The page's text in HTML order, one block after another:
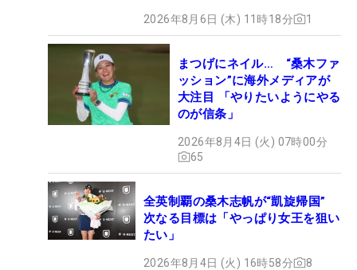
2026年8月6日 (木) 11時18分 1
まつげにネイル… “桑木ファ
ッション”に海外メディアが
大注目 「やりたいようにやる
のが信条」
2026年8月4日 (火) 07時00分
65
全英制覇の桑木志帆が“凱旋帰国”
次なる目標は「やっぱり女王を狙い
たい」
2026年8月4日 (火) 16時58分 8